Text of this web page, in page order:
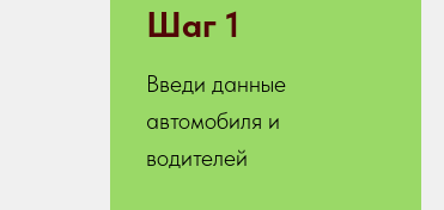
Шаг 1
Введи данные
автомобиля и
водителей